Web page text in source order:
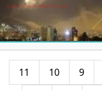
9
10
11